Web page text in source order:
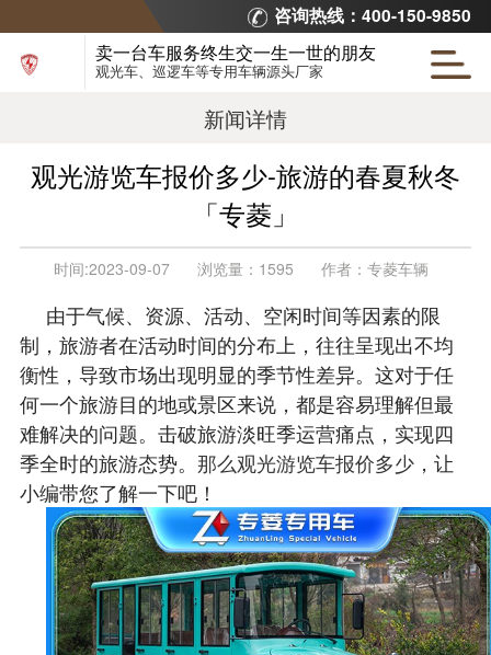
咨询热线：400-150-9850
卖一台车服务终生交一生一世的朋友
观光车、巡逻车等专用车辆源头厂家
新闻详情
观光游览车报价多少-旅游的春夏秋冬
「专菱」
时间:2023-09-07 浏览量： 1595 作者： 专菱车辆
由于气候、资源、活动、空闲时间等因素的限
制，旅游者在活动时间的分布上，往往呈现出不均
衡性，导致市场出现明显的季节性差异。这对于任
何一个旅游目的地或景区来说，都是容易理解但最
难解决的问题。击破旅游淡旺季运营痛点，实现四
季全时的旅游态势。 那么观光游览车报价多少，让
小编带您了解一下吧！